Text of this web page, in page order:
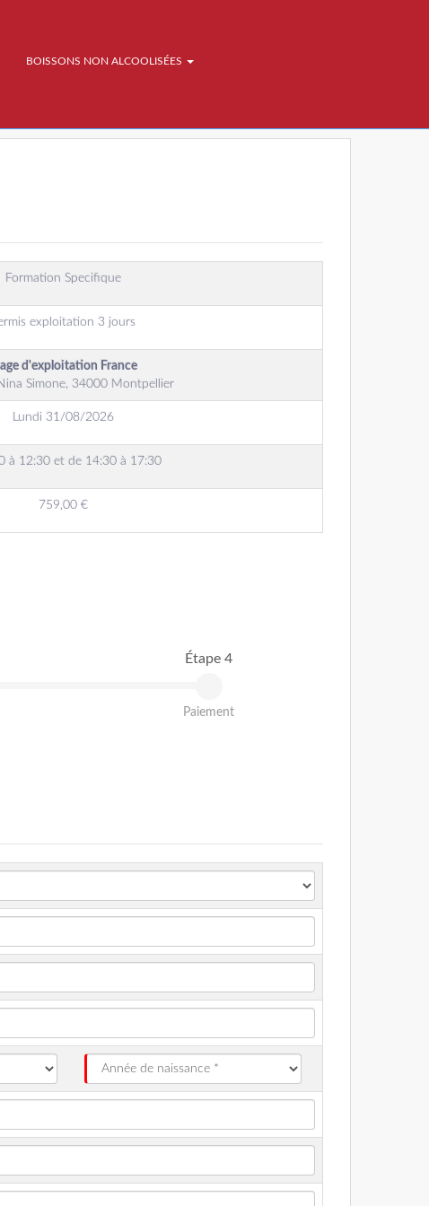
BOISSONS NON ALCOOLISÉES
Formation Specifique
exploitation 3 jours
d'exploitation France
Simone, 34000 Montpellier
Lundi 31/08/2026
à 12:30 et de 14:30 à 17:30
759,00 €
Étape 4
Paiement